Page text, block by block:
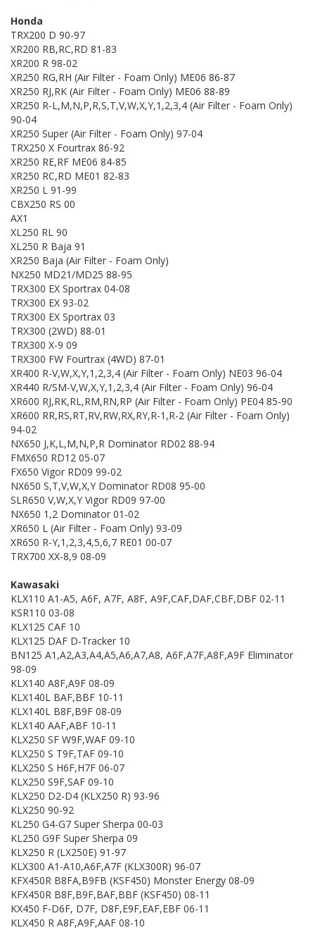
Honda
TRX200 D 90-97
XR200 RB,RC,RD 81-83
XR200 R 98-02
XR250 RG,RH (Air Filter - Foam Only) ME06 86-87
XR250 RJ,RK (Air Filter - Foam Only) ME06 88-89
XR250 R-L,M,N,P,R,S,T,V,W,X,Y,1,2,3,4 (Air Filter - Foam Only)
90-04
XR250 Super (Air Filter - Foam Only) 97-04
TRX250 X Fourtrax 86-92
XR250 RE,RF ME06 84-85
XR250 RC,RD ME01 82-83
XR250 L 91-99
CBX250 RS 00
AX1
XL250 RL 90
XL250 R Baja 91
XR250 Baja (Air Filter - Foam Only)
NX250 MD21/MD25 88-95
TRX300 EX Sportrax 04-08
TRX300 EX 93-02
TRX300 EX Sportrax 03
TRX300 (2WD) 88-01
TRX300 X-9 09
TRX300 FW Fourtrax (4WD) 87-01
XR400 R-V,W,X,Y,1,2,3,4 (Air Filter - Foam Only) NE03 96-04
XR440 R/SM-V,W,X,Y,1,2,3,4 (Air Filter - Foam Only) 96-04
XR600 RJ,RK,RL,RM,RN,RP (Air Filter - Foam Only) PE04 85-90
XR600 RR,RS,RT,RV,RW,RX,RY,R-1,R-2 (Air Filter - Foam Only)
94-02
NX650 J,K,L,M,N,P,R Dominator RD02 88-94
FMX650 RD12 05-07
FX650 Vigor RD09 99-02
NX650 S,T,V,W,X,Y Dominator RD08 95-00
SLR650 V,W,X,Y Vigor RD09 97-00
NX650 1,2 Dominator 01-02
XR650 L (Air Filter - Foam Only) 93-09
XR650 R-Y,1,2,3,4,5,6,7 RE01 00-07
TRX700 XX-8,9 08-09
Kawasaki
KLX110 A1-A5, A6F, A7F, A8F, A9F,CAF,DAF,CBF,DBF 02-11
KSR110 03-08
KLX125 CAF 10
KLX125 DAF D-Tracker 10
BN125 A1,A2,A3,A4,A5,A6,A7,A8, A6F,A7F,A8F,A9F Eliminator
98-09
KLX140 A8F,A9F 08-09
KLX140L BAF,BBF 10-11
KLX140L B8F,B9F 08-09
KLX140 AAF,ABF 10-11
KLX250 SF W9F,WAF 09-10
KLX250 S T9F,TAF 09-10
KLX250 S H6F,H7F 06-07
KLX250 S9F,SAF 09-10
KLX250 D2-D4 (KLX250 R) 93-96
KLX250 90-92
KL250 G4-G7 Super Sherpa 00-03
KL250 G9F Super Sherpa 09
KLX250 R (LX250E) 91-97
KLX300 A1-A10,A6F,A7F (KLX300R) 96-07
KFX450R B8FA,B9FB (KSF450) Monster Energy 08-09
KFX450R B8F,B9F,BAF,BBF (KSF450) 08-11
KX450 F-D6F, D7F, D8F,E9F,EAF,EBF 06-11
KLX450 R A8F,A9F,AAF 08-10